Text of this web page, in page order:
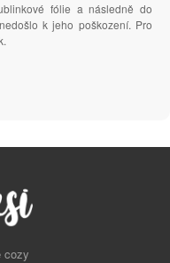
fólie a následně do
k jeho poškození. Pro
cozy